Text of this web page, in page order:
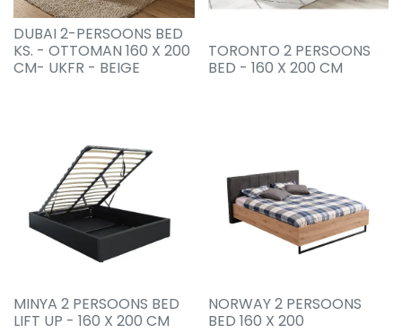
DUBAI 2-PERSOONS BED
KS. - OTTOMAN 160 X 200
CM- UKFR - BEIGE
TORONTO 2 PERSOONS
BED - 160 X 200 CM
MINYA 2 PERSOONS BED
LIFT UP - 160 X 200 CM
NORWAY 2 PERSOONS
BED 160 X 200